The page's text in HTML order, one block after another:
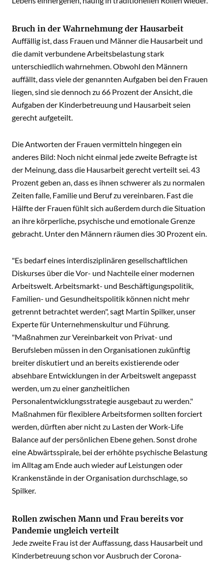
Bruch in der Wahrnehmung der Hausarbeit
Auffällig ist, dass Frauen und Männer die Hausarbeit und
die damit verbundene Arbeitsbelastung stark
unterschiedlich wahrnehmen. Obwohl den Männern
auffällt, dass viele der genannten Aufgaben bei den Frauen
liegen, sind sie dennoch zu 66 Prozent der Ansicht, die
Aufgaben der Kinderbetreuung und Hausarbeit seien
gerecht aufgeteilt.
Die Antworten der Frauen vermitteln hingegen ein
anderes Bild: Noch nicht einmal jede zweite Befragte ist
der Meinung, dass die Hausarbeit gerecht verteilt sei. 43
Prozent geben an, dass es ihnen schwerer als zu normalen
Zeiten falle, Familie und Beruf zu vereinbaren. Fast die
Hälfte der Frauen fühlt sich außerdem durch die Situation
an ihre körperliche, psychische und emotionale Grenze
gebracht. Unter den Männern räumen dies 30 Prozent ein.
"Es bedarf eines interdisziplinären gesellschaftlichen
Diskurses über die Vor- und Nachteile einer modernen
Arbeitswelt. Arbeitsmarkt- und Beschäftigungspolitik,
Familien- und Gesundheitspolitik können nicht mehr
getrennt betrachtet werden", sagt Martin Spilker, unser
Experte für Unternehmenskultur und Führung.
"Maßnahmen zur Vereinbarkeit von Privat- und
Berufsleben müssen in den Organisationen zukünftig
breiter diskutiert und an bereits existierende oder
absehbare Entwicklungen in der Arbeitswelt angepasst
werden, um zu einer ganzheitlichen
Personalentwicklungsstrategie ausgebaut zu werden."
Maßnahmen für flexiblere Arbeitsformen sollten forciert
werden, dürften aber nicht zu Lasten der Work-Life
Balance auf der persönlichen Ebene gehen. Sonst drohe
eine Abwärtsspirale, bei der erhöhte psychische Belastung
im Alltag am Ende auch wieder auf Leistungen oder
Krankenstände in der Organisation durchschlage, so
Spilker.
Rollen zwischen Mann und Frau bereits vor
Pandemie ungleich verteilt
Jede zweite Frau ist der Auffassung, dass Hausarbeit und
Kinderbetreuung schon vor Ausbruch der Corona-